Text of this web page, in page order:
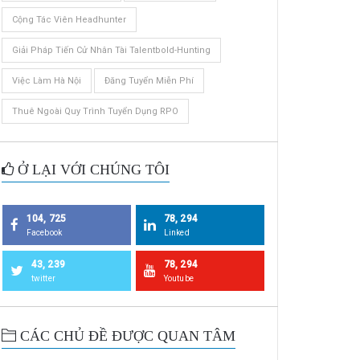
Cộng Tác Viên Headhunter
Giải Pháp Tiến Cử Nhân Tài Talentbold-Hunting
Việc Làm Hà Nội Đăng Tuyển Miễn Phí
Thuê Ngoài Quy Trình Tuyển Dụng RPO
Ở LẠI VỚI CHÚNG TÔI
104, 725
Facebook
78, 294
Linked
43, 239
twitter
78, 294
Youtube
CÁC CHỦ ĐỀ ĐƯỢC QUAN TÂM